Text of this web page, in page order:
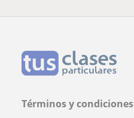
Términos y condiciones